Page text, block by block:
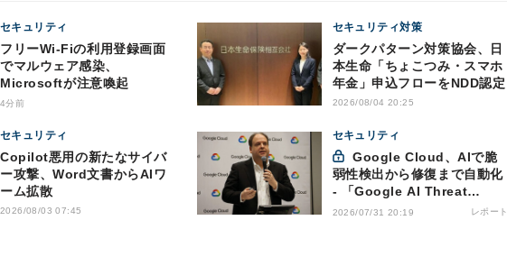
セキュリティ
フリーWi-Fiの利用登録画面
でマルウェア感染、
Microsoftが注意喚起
4分前
セキュリティ対策
ダークパターン対策協会、日
本生命「ちょこつみ・スマホ
年金」申込フローをNDD認定
2026/08/04 20:25
セキュリティ
Copilot悪用の新たなサイバ
ー攻撃、Word文書からAIワ
ーム拡散
2026/08/03 07:45
セキュリティ
Google Cloud、AIで脆
弱性検出から修復まで自動化
- 「Google AI Threat
Defense」で実現するAI時代
2026/07/31 20:19 レポート